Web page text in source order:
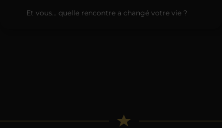
Et vous… quelle rencontre a changé votre vie ?